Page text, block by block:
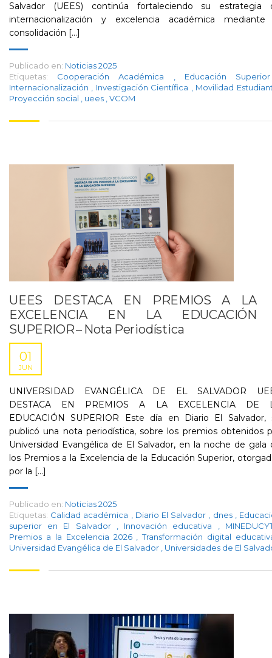
Salvador (UEES) continúa fortaleciendo su estrategia
internacionalización y excelencia académica mediante
consolidación [...]
Publicado en: Noticias 2025
Etiquetas:
Cooperación Académica
Educación
Internacionalización
Investigación Científica
Movilidad
Proyección social
uees VCOM
UEES DESTACA EN PREMIOS A LA
EXCELENCIA EN LA EDUCACIÓN
SUPERIOR – Nota Periodística
01
JUN
UNIVERSIDAD EVANGÉLICA DE EL SALVADOR
DESTACA EN PREMIOS A LA EXCELENCIA DE
EDUCACIÓN SUPERIOR Este día en Diario El Salvador,
publicó una nota periodística, sobre los premios obtenidos
Universidad Evangélica de El Salvador, en la noche de gala
los Premios a la Excelencia de la Educación Superior,
por la [...]
Publicado en: Noticias 2025
Etiquetas: Calidad académica Diario El Salvador dnes
superior en El Salvador
Innovación educativa
Premios a la Excelencia 2026
Transformación digital
Universidad Evangélica de El Salvador
Universidades de El